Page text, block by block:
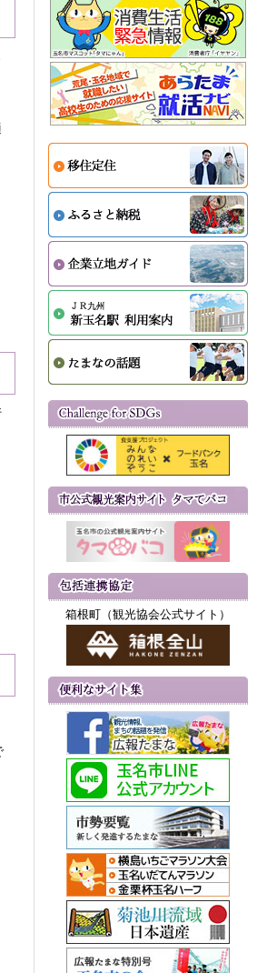
箱根町（観光協会公式サイト）